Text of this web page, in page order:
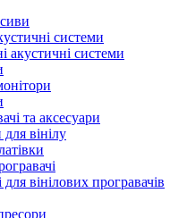
системи
акустичні системи
та аксесуари
вінілу
вінілових програвачів